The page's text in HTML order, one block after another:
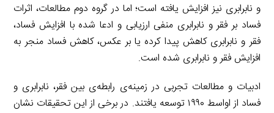
و نابرابری نیز افزایش یافته است؛ اما در گروه دوم مطالعات، اثرات
فساد بر فقر و نابرابری منفی ارزیابی و ادعا شده با افزایش فساد،
فقر و نابرابری کاهش پیدا کرده یا بر عکس، کاهش فساد منجر به
افزایش فقر و نابرابری شده است.
ادبیات و مطالعات تجربی در زمینه‌ی رابطه‌ی بین فقر، نابرابری و
فساد از اواسط ۱۹۹۰ توسعه یافتند. در برخی از این تحقیقات نشان